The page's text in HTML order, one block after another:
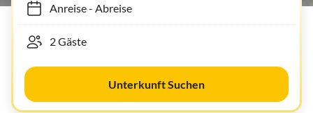
Anreise- Abreise
Unterkunft Suchen